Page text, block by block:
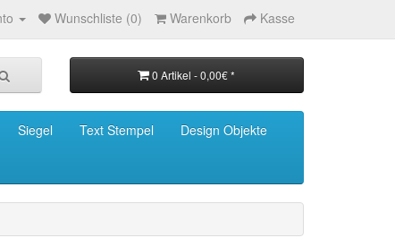
Wunschliste (0) Warenkorb Kasse
0 Artikel - 0,00€ *
Siegel Text Stempel
Design Objekte